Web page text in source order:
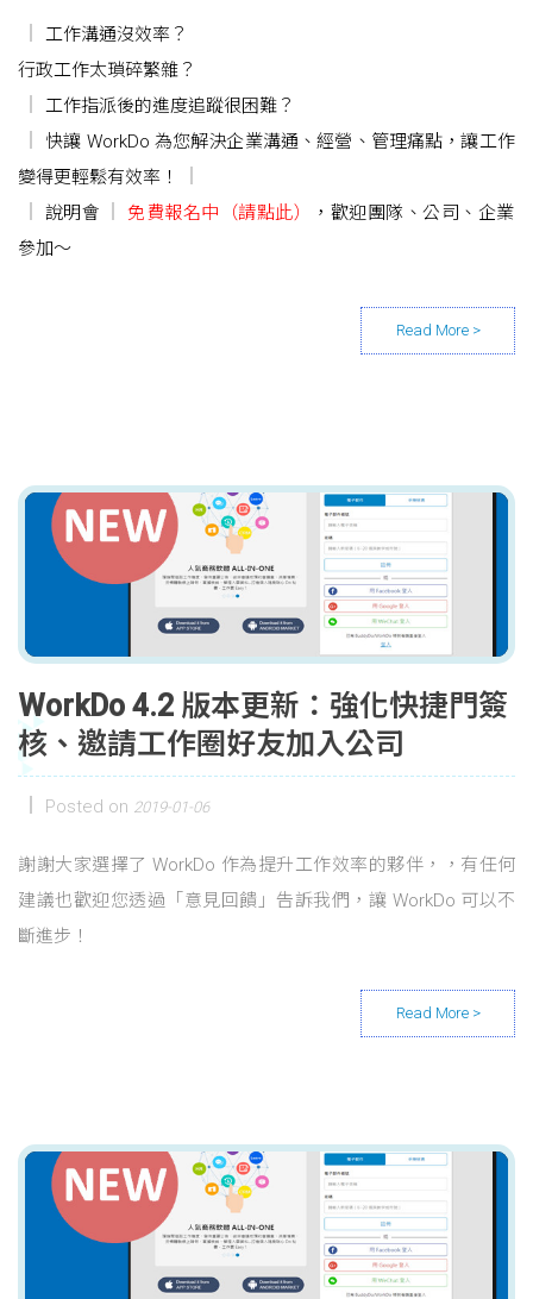
工作溝通沒效率？
行政工作太瑣碎繁雜？
工作指派後的進度追蹤很困難？
快讓 WorkDo 為您解決企業溝通、經營、管理痛點，讓工作
變得更輕鬆有效率！
說明會
免費報名中（請點此）
，歡迎團隊、公司、企業
參加～
WorkDo 4.2 版本更新：強化快捷門簽
核、邀請工作圈好友加入公司
Posted on 2019-01-06
謝謝大家選擇了 WorkDo 作為提升工作效率的夥伴，，有任何
建議也歡迎您透過「意見回饋」告訴我們，讓 WorkDo 可以不
斷進步！